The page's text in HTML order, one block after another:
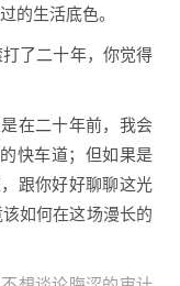
的生活底色。
了二十年，你觉得
在二十年前，我会
快车道；但如果是
跟你好好聊聊这光
如何在这场漫长的